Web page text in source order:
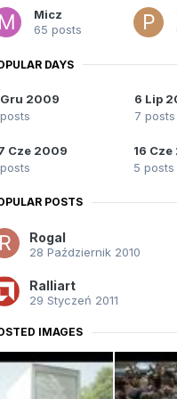
Micz
65 posts
DAYS
2009
6 Lip
7 posts
Cze 2009
16
5 posts
POSTS
Rogal
28 Październik 2010
Ralliart
29 Styczeń 2011
IMAGES